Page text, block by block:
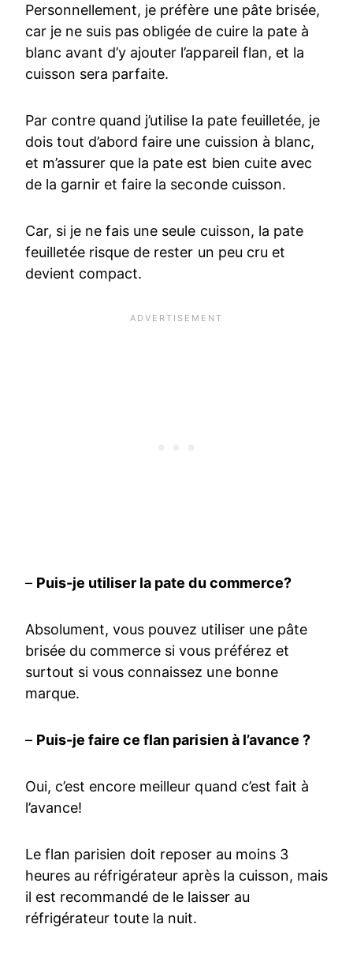
Personnellement, je préfère une pâte brisée,
car je ne suis pas obligée de cuire la pate à
blanc avant d’y ajouter l’appareil flan, et la
cuisson sera parfaite.
Par contre quand j’utilise la pate feuilletée, je
dois tout d’abord faire une cuission à blanc,
et m’assurer que la pate est bien cuite avec
de la garnir et faire la seconde cuisson.
Car, si je ne fais une seule cuisson, la pate
feuilletée risque de rester un peu cru et
devient compact.
– Puis-je utiliser la pate du commerce?
Absolument, vous pouvez utiliser une pâte
brisée du commerce si vous préférez et
surtout si vous connaissez une bonne
marque.
– Puis-je faire ce flan parisien à l’avance ?
Oui, c’est encore meilleur quand c’est fait à
l’avance!
Le flan parisien doit reposer au moins 3
heures au réfrigérateur après la cuisson, mais
il est recommandé de le laisser au
réfrigérateur toute la nuit.